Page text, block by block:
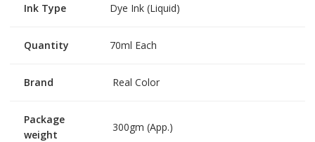
Ink Type Dye Ink (Liquid)
Quantity 70ml Each
Brand Real Color
Package
weight
300gm (App.)